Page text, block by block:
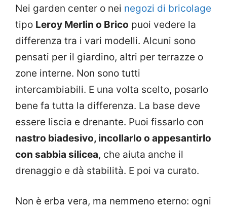
Nei garden center o nei negozi di bricolage
tipo Leroy Merlin o Brico puoi vedere la
differenza tra i vari modelli. Alcuni sono
pensati per il giardino, altri per terrazze o
zone interne. Non sono tutti
intercambiabili. E una volta scelto, posarlo
bene fa tutta la differenza. La base deve
essere liscia e drenante. Puoi fissarlo con
nastro biadesivo, incollarlo o appesantirlo
con sabbia silicea, che aiuta anche il
drenaggio e dà stabilità. E poi va curato.
Non è erba vera, ma nemmeno eterno: ogni